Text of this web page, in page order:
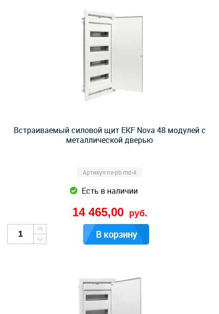
Встраиваемый силовой щит EKF Nova 48 модулей с
металлической дверью
Артикул nv-pb-md-4
Есть в наличии
14 465,00 руб.
В корзину